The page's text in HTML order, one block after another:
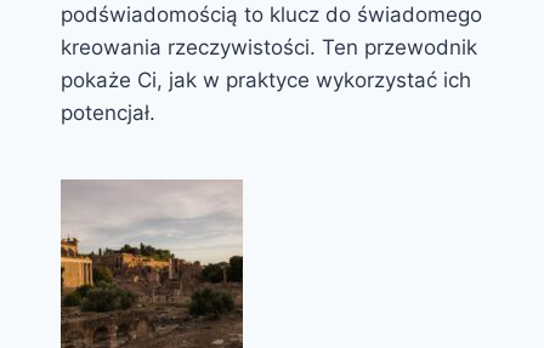
podświadomością to klucz do świadomego
kreowania rzeczywistości. Ten przewodnik
pokaże Ci, jak w praktyce wykorzystać ich
potencjał.